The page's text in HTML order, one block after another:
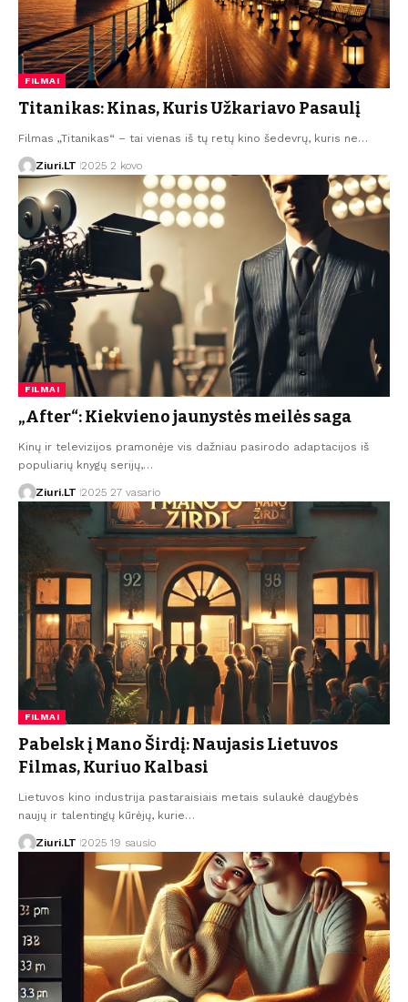
FILMAI
Titanikas: Kinas, Kuris Užkariavo Pasaulį
Filmas „Titanikas“ – tai vienas iš tų retų kino šedevrų, kuris ne…
Ziuri.LT 2025 2 kovo
FILMAI
„After“: Kiekvieno jaunystės meilės saga
Kinų ir televizijos pramonėje vis dažniau pasirodo adaptacijos iš
populiarių knygų serijų,…
Ziuri.LT 2025 27 vasario
FILMAI
Pabelsk į Mano Širdį: Naujasis Lietuvos
Filmas, Kuriuo Kalbasi
Lietuvos kino industrija pastaraisiais metais sulaukė daugybės
naujų ir talentingų kūrėjų, kurie…
Ziuri.LT 2025 19 sausio